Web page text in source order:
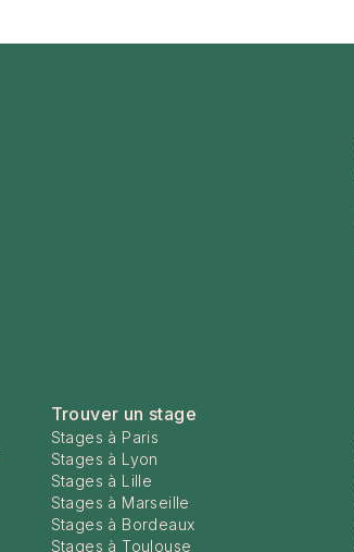
Trouver un stage
Stages à Paris
Stages à Lyon
Stages à Lille
Stages à Marseille
Stages à Bordeaux
Stages à Toulouse